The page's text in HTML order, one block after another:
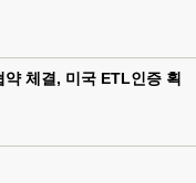
체결, 미국 ETL인증 획